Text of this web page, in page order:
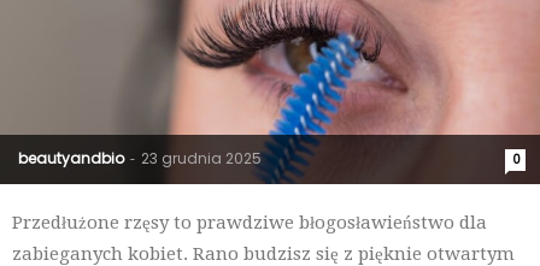
beautyandbio - 23 grudnia 2025 0
Przedłużone rzęsy to prawdziwe błogosławieństwo dla
zabieganych kobiet. Rano budzisz się z pięknie otwartym